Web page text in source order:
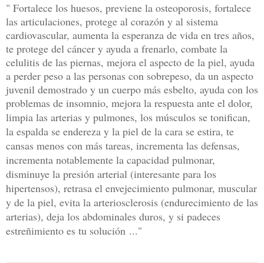
" Fortalece los huesos, previene la osteoporosis, fortalece
las articulaciones, protege al corazón y al sistema
cardiovascular, aumenta la esperanza de vida en tres años,
te protege del cáncer y ayuda a frenarlo, combate la
celulitis de las piernas, mejora el aspecto de la piel, ayuda
a perder peso a las personas con sobrepeso, da un aspecto
juvenil demostrado y un cuerpo más esbelto, ayuda con los
problemas de insomnio, mejora la respuesta ante el dolor,
limpia las arterias y pulmones, los músculos se tonifican,
la espalda se endereza y la piel de la cara se estira, te
cansas menos con más tareas, incrementa las defensas,
incrementa notablemente la capacidad pulmonar,
disminuye la presión arterial (interesante para los
hipertensos), retrasa el envejecimiento pulmonar, muscular
y de la piel, evita la arteriosclerosis (endurecimiento de las
arterias), deja los abdominales duros, y si padeces
estreñimiento es tu solución ..."